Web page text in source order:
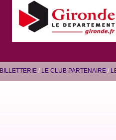
BILLETTERIE/ LE CLUB PARTENAIRE/